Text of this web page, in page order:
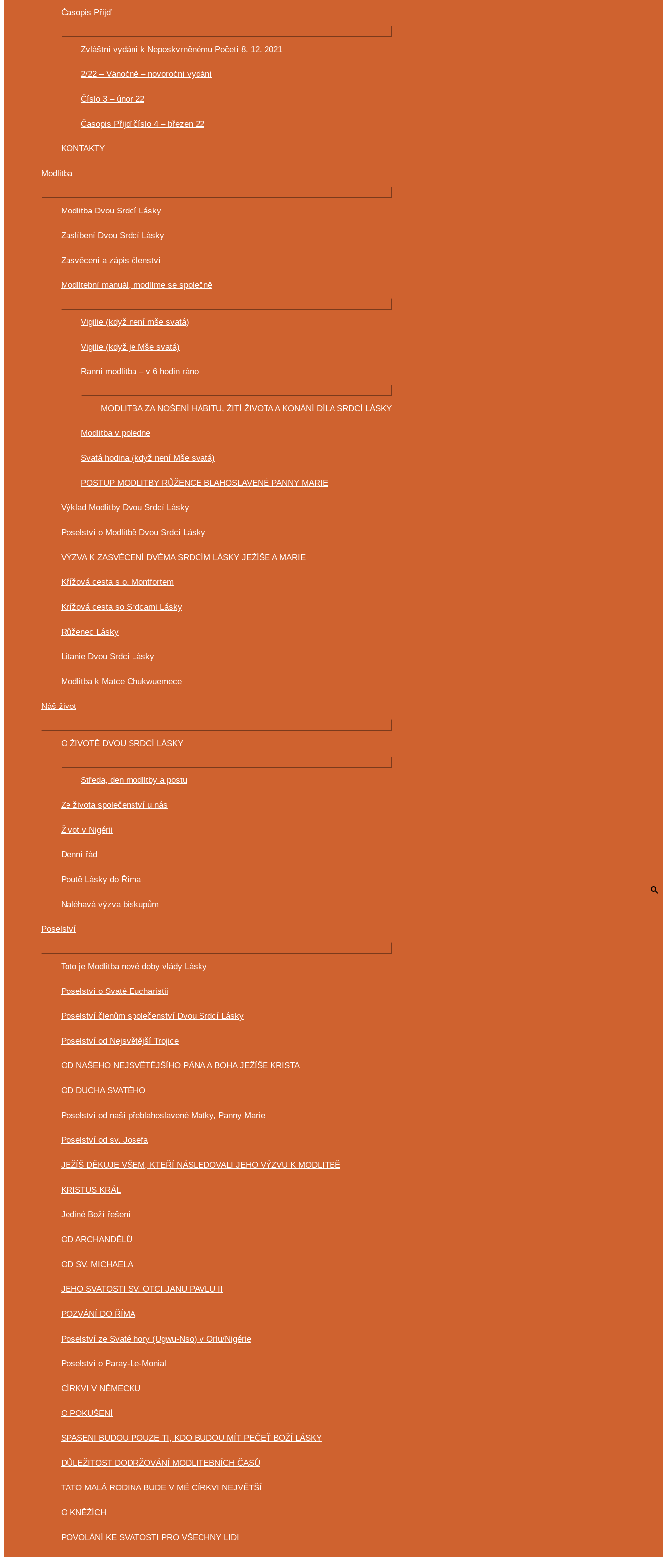
Časopis Přijď
Zvláštní vydání k Neposkvrněnému Početí 8. 12. 2021
2/22 – Vánočně – novoroční vydání
Číslo 3 – únor 22
Časopis Přijď číslo 4 – březen 22
KONTAKTY
Modlitba
Modlitba Dvou Srdcí Lásky
Zaslíbení Dvou Srdcí Lásky
Zasvěcení a zápis členství
Modlitební manuál, modlíme se společně
Vigilie (když není mše svatá)
Vigilie (když je Mše svatá)
Ranní modlitba – v 6 hodin ráno
MODLITBA ZA NOŠENÍ HÁBITU, ŽITÍ ŽIVOTA A KONÁNÍ DÍLA SRDCÍ LÁSKY
Modlitba v poledne
Svatá hodina (když není Mše svatá)
POSTUP MODLITBY RŮŽENCE BLAHOSLAVENÉ PANNY MARIE
Výklad Modlitby Dvou Srdcí Lásky
Poselství o Modlitbě Dvou Srdcí Lásky
VÝZVA K ZASVĚCENÍ DVĚMA SRDCÍM LÁSKY JEŽÍŠE A MARIE
Křížová cesta s o. Montfortem
Krížová cesta so Srdcami Lásky
Růženec Lásky
Litanie Dvou Srdcí Lásky
Modlitba k Matce Chukwuemece
Náš život
O ŽIVOTĚ DVOU SRDCÍ LÁSKY
Středa, den modlitby a postu
Ze života společenství u nás
Život v Nigérii
Denní řád
Poutě Lásky do Říma
Naléhavá výzva biskupům
Poselství
Toto je Modlitba nové doby vlády Lásky
Poselství o Svaté Eucharistii
Poselství členům společenství Dvou Srdcí Lásky
Poselství od Nejsvětější Trojice
OD NAŠEHO NEJSVĚTĚJŠÍHO PÁNA A BOHA JEŽÍŠE KRISTA
OD DUCHA SVATÉHO
Poselství od naší přeblahoslavené Matky, Panny Marie
Poselství od sv. Josefa
JEŽÍŠ DĚKUJE VŠEM, KTEŘÍ NÁSLEDOVALI JEHO VÝZVU K MODLITBĚ
KRISTUS KRÁL
Jediné Boží řešení
OD ARCHANDĚLŮ
OD SV. MICHAELA
JEHO SVATOSTI SV. OTCI JANU PAVLU II
POZVÁNÍ DO ŘÍMA
Poselství ze Svaté hory (Ugwu-Nso) v Orlu/Nigérie
Poselství o Paray-Le-Monial
CÍRKVI V NĚMECKU
O POKUŠENÍ
SPASENI BUDOU POUZE TI, KDO BUDOU MÍT PEČEŤ BOŽÍ LÁSKY
DŮLEŽITOST DODRŽOVÁNÍ MODLITEBNÍCH ČASŮ
TATO MALÁ RODINA BUDE V MÉ CÍRKVI NEJVĚTŠÍ
O KNĚŽÍCH
POVOLÁNÍ KE SVATOSTI PRO VŠECHNY LIDI